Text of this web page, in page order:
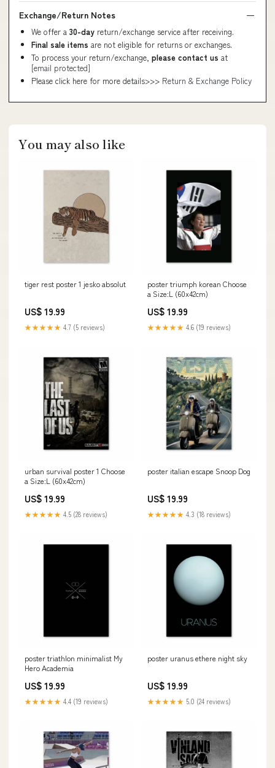
Exchange/Return Notes
We offer a 30-day return/exchange service after receiving.
Final sale items are not eligible for returns or exchanges.
To process your return/exchange, please contact us at
[email protected]
Please click here for more details>>> Return & Exchange Policy
You may also like
tiger rest poster 1 jesko absolut
US$ 19.99
★★★★★ 4.7 (5 reviews)
poster triumph korean Choose
a Size:L (60x42cm)
US$ 19.99
★★★★★ 4.6 (19 reviews)
urban survival poster 1 Choose
a Size:L (60x42cm)
US$ 19.99
★★★★★ 4.5 (28 reviews)
poster italian escape Snoop Dog
US$ 19.99
★★★★★ 4.3 (18 reviews)
poster triathlon minimalist My
Hero Academia
US$ 19.99
★★★★★ 4.4 (19 reviews)
poster uranus ethere night sky
US$ 19.99
★★★★★ 5.0 (24 reviews)